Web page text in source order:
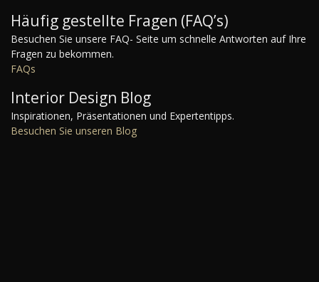
Häufig gestellte Fragen (FAQ’s)
Besuchen Sie unsere FAQ- Seite um schnelle Antworten auf Ihre
Fragen zu bekommen.
FAQs
Interior Design Blog
Inspirationen, Präsentationen und Expertentipps.
Besuchen Sie unseren Blog